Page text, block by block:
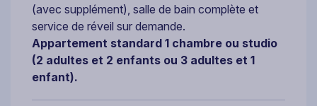
(avec supplément), salle de bain complète et
service de réveil sur demande.
Appartement standard 1 chambre ou studio
(2 adultes et 2 enfants ou 3 adultes et 1
enfant).